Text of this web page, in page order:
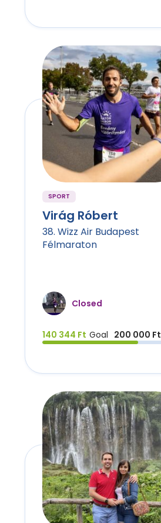
SPORT
Virág Róbert
38. Wizz Air Budapest
Félmaraton
Closed
140 344 Ft Goal 200 000 Ft